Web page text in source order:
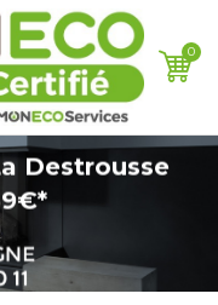
0
Destrousse